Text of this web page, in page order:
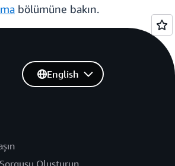
bölümüne bakın.
English